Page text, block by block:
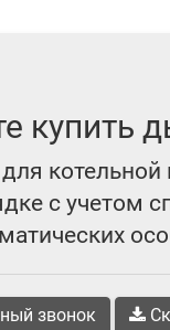
купить
с учетом
звонок